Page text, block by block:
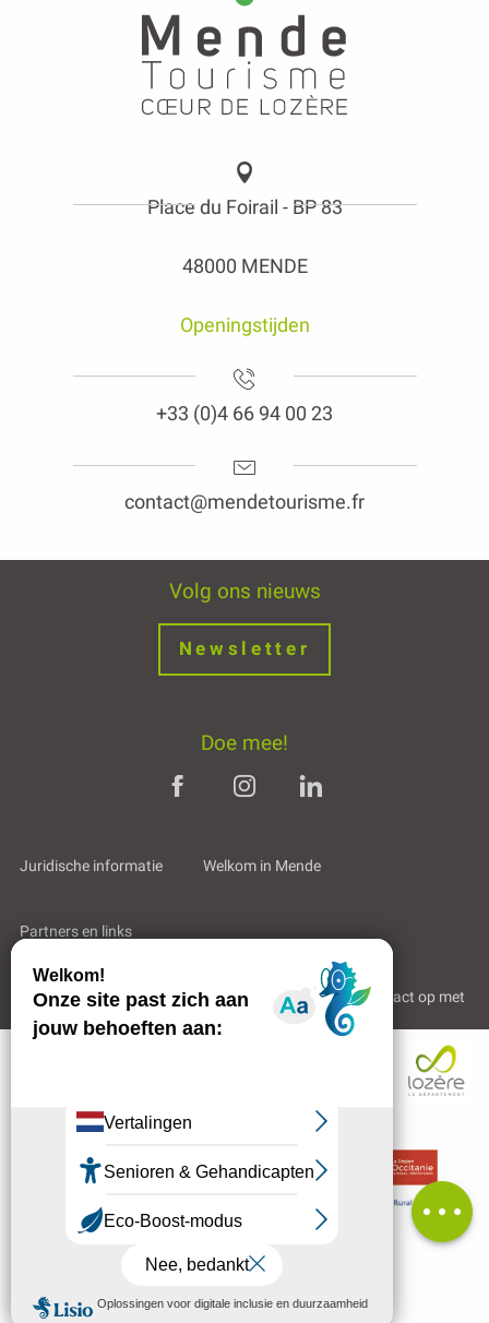
MENU
Tarieven
Openings
per e-mail
Beoordelingen
Place du Foirail - BP 83
48000 MENDE
Openingstijden
+33 (0)4 66 94 00 23
contact@mendetourisme.fr
Volg ons nieuws
Newsletter
Doe mee!
Juridische informatie Welkom in Mende
Partners en links
Professioneel gebied Wie zijn wij? Neem contact op met